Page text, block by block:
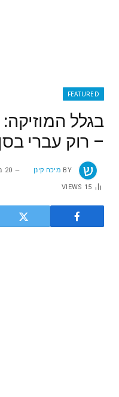
FEATURED
– רוק עברי
BY מיכה קינן 20 באוקטובר 2013
15
VIEWS